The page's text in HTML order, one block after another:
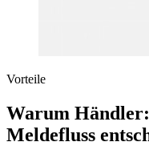
Vorteile
Warum
Meldefluss